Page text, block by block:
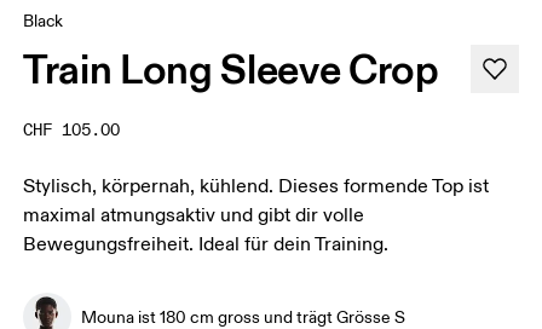
Black
Train Long Sleeve Crop
CHF 105.00
Stylisch, körpernah, kühlend. Dieses formende Top ist
maximal atmungsaktiv und gibt dir volle
Bewegungsfreiheit. Ideal für dein Training.
Mouna ist 180 cm gross und trägt Grösse S